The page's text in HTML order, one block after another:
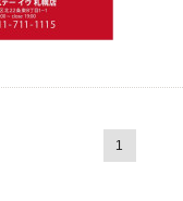
1